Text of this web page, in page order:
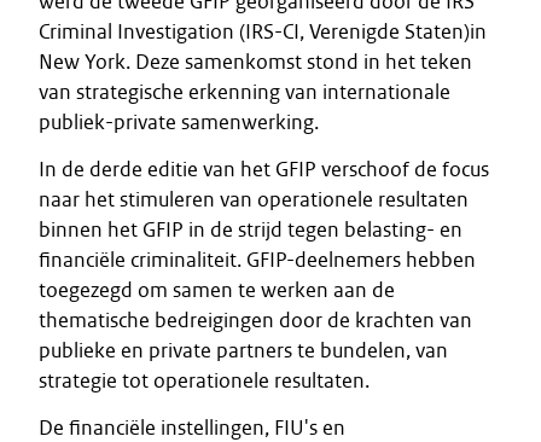
Criminal Investigation (IRS-CI, Verenigde Staten)in
New York. Deze samenkomst stond in het teken
van strategische erkenning van internationale
publiek-private samenwerking.
In de derde editie van het GFIP verschoof de focus
naar het stimuleren van operationele resultaten
binnen het GFIP in de strijd tegen belasting- en
financiële criminaliteit. GFIP-deelnemers hebben
toegezegd om samen te werken aan de
thematische bedreigingen door de krachten van
publieke en private partners te bundelen, van
strategie tot operationele resultaten.
De financiële instellingen, FIU's en